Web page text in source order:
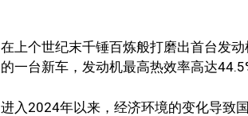
在上个世纪末千锤百炼般打磨出首台发
的一台新车，发动机最高热效率高达
进入2024年以来，经济环境的变化导致